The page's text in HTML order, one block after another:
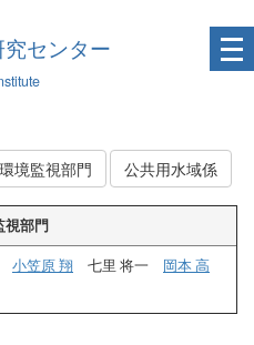
センター
環境監視部門 公共用水域係
視部門
小笠原 翔 七里 将一 岡本 高